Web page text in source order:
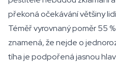
překoná očekávání většiny
Téměř vyrovnaný poměr 55
znamená, že nejde o
tíha je podpořená jasnou